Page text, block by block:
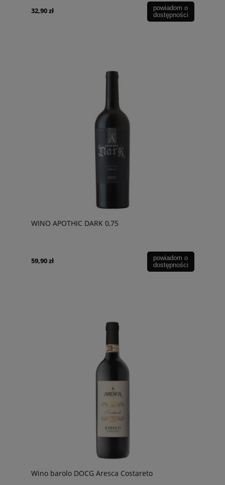
32,90 zł
powiadom o
dostępności
WINO APOTHIC DARK 0,75
59,90 zł
powiadom o
dostępności
Wino barolo DOCG Aresca Costareto